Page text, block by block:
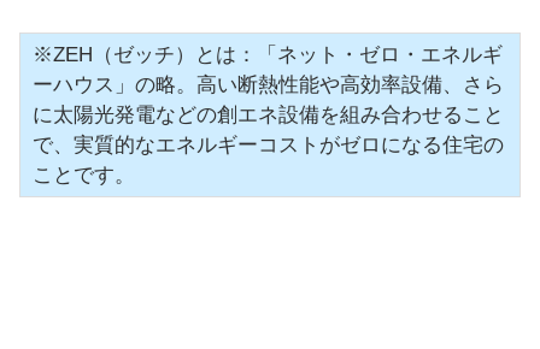
※ZEH（ゼッチ）とは：「ネット・ゼロ・エネルギ
ーハウス」の略。高い断熱性能や高効率設備、さら
に太陽光発電などの創エネ設備を組み合わせること
で、実質的なエネルギーコストがゼロになる住宅の
ことです。